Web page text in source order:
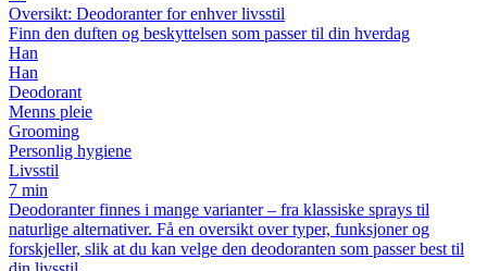
Oversikt: Deodoranter for enhver livsstil
Finn den duften og beskyttelsen som passer til din hverdag
Han
Han
Deodorant
Menns pleie
Grooming
Personlig hygiene
Livsstil
7 min
Deodoranter finnes i mange varianter – fra klassiske sprays til
naturlige alternativer. Få en oversikt over typer, funksjoner og
forskjeller, slik at du kan velge den deodoranten som passer best til